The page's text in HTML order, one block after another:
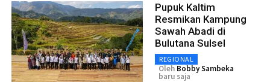
Pupuk Kaltim
Resmikan Kampung
Sawah Abadi di
Bulutana Sulsel
REGIONAL
Oleh Bobby Sambeka
baru saja